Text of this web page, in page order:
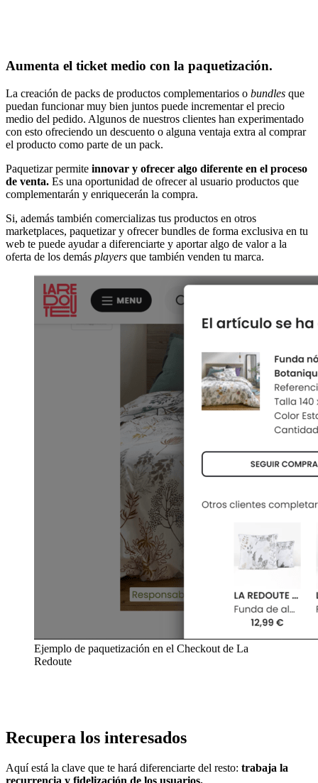
Aumenta el ticket medio con la paquetización.
La creación de packs de productos complementarios o bundles que
puedan funcionar muy bien juntos puede incrementar el precio
medio del pedido. Algunos de nuestros clientes han experimentado
con esto ofreciendo un descuento o alguna ventaja extra al comprar
el producto como parte de un pack.
Paquetizar permite innovar y ofrecer algo diferente en el proceso
de venta. Es una oportunidad de ofrecer al usuario productos que
complementarán y enriquecerán la compra.
Si, además también comercializas tus productos en otros
marketplaces, paquetizar y ofrecer bundles de forma exclusiva en tu
web te puede ayudar a diferenciarte y aportar algo de valor a la
oferta de los demás players que también venden tu marca.
Ejemplo de paquetización en el Checkout de La
Redoute
Recupera los interesados
Aquí está la clave que te hará diferenciarte del resto: trabaja la